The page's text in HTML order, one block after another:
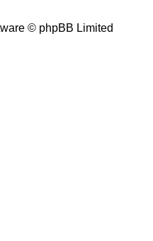
© phpBB Limited